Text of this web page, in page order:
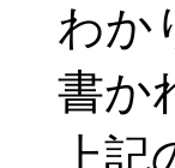
わか
書か
上